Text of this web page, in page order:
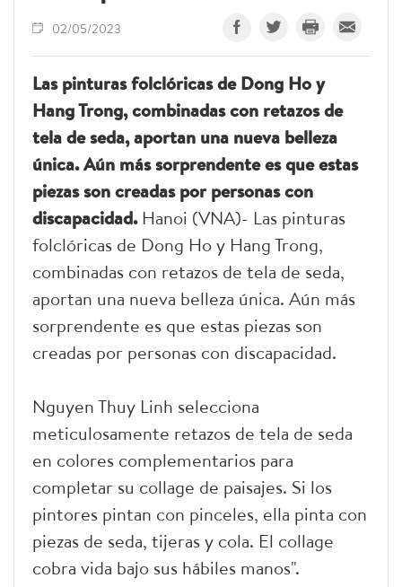
02/05/2023
Las pinturas folclóricas de Dong Ho y
Hang Trong, combinadas con retazos de
tela de seda, aportan una nueva belleza
única. Aún más sorprendente es que estas
piezas son creadas por personas con
discapacidad.Hanoi (VNA)- Las pinturas
folclóricas de Dong Ho y Hang Trong,
combinadas con retazos de tela de seda,
aportan una nueva belleza única. Aún más
sorprendente es que estas piezas son
creadas por personas con discapacidad.
Nguyen Thuy Linh selecciona
meticulosamente retazos de tela de seda
en colores complementarios para
completar su collage de paisajes. Si los
pintores pintan con pinceles, ella pinta con
piezas de seda, tijeras y cola. El collage
cobra vida bajo sus hábiles manos".